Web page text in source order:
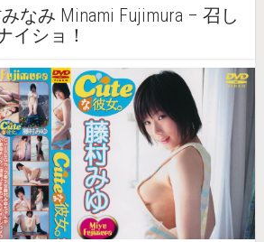
みなみ Minami Fujimura – 召し
イショ！